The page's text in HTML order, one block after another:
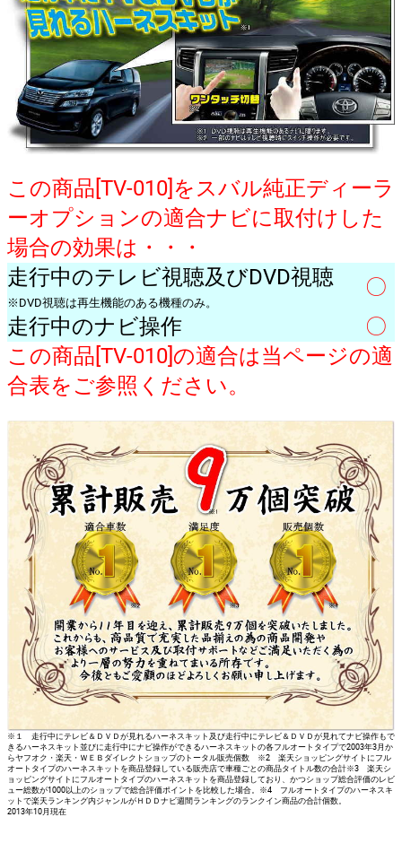
この商品[TV-010]をスバル純正ディーラ
ーオプションの適合ナビに取付けした
場合の効果は・・・
走行中のテレビ視聴及びDVD視聴
※DVD視聴は再生機能のある機種のみ。
〇
走行中のナビ操作
〇
この商品[TV-010]の適合は当ページの適
合表をご参照ください。
※１ 走行中にテレビ＆ＤＶＤが見れるハーネスキット及び走行中にテレビ＆ＤＶＤが見れてナビ操作もで
きるハーネスキット並びに走行中にナビ操作ができるハーネスキットの各フルオートタイプで2003年3月か
らヤフオク・楽天・ＷＥＢダイレクトショップのトータル販売個数 ※2 楽天ショッピングサイトにフル
オートタイプのハーネスキットを商品登録している販売店で車種ごとの商品タイトル数の合計※3 楽天シ
ョッピングサイトにフルオートタイプのハーネスキットを商品登録しており、かつショップ総合評価のレビ
ュー総数が1000以上のショップで総合評価ポイントを比較した場合。※4 フルオートタイプのハーネスキ
ットで楽天ランキング内ジャンルがＨＤＤナビ週間ランキングのランクイン商品の合計個数。
2013年10月現在